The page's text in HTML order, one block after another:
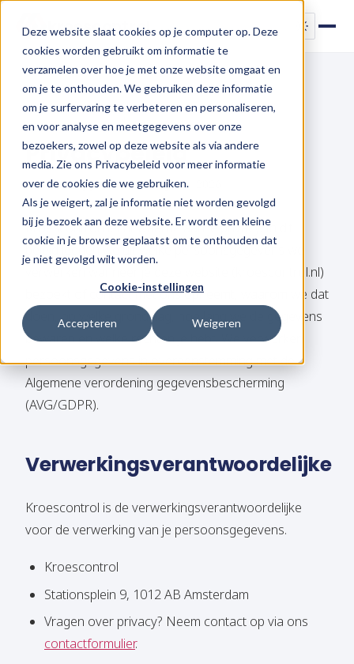
Deze website slaat cookies op je computer op. Deze
cookies worden gebruikt om informatie te
verzamelen over hoe je met onze website omgaat en
om je te onthouden. We gebruiken deze informatie
om je surfervaring te verbeteren en personaliseren,
en voor analyse en meetgegevens over onze
bezoekers, zowel op deze website als via andere
media. Zie ons Privacybeleid voor meer informatie
over de cookies die we gebruiken.
Als je weigert, zal je informatie niet worden gevolgd
bij je bezoek aan deze website. Er wordt een kleine
cookie in je browser geplaatst om te onthouden dat
je niet gevolgd wilt worden.
Cookie-instellingen
Accepteren Weigeren
kroescontrol
$ cat ./privacy.md
Privacybeleid
Laatst bijgewerkt: 19 juni 2026
Kroescontrol hecht waarde aan je privacy. In dit
beleid leggen we uit welke persoonsgegevens we
verwerken wanneer je deze website (kroescontrol.nl)
bezoekt of contact met ons opneemt, waarom we dat
doen, op welke grondslag, hoe lang we de gegevens
bewaren en welke rechten je hebt. We verwerken
persoonsgegevens in overeenstemming met de
Algemene verordening gegevensbescherming
(AVG/GDPR).
Verwerkingsverantwoordelijke
Kroescontrol is de verwerkingsverantwoordelijke
voor de verwerking van je persoonsgegevens.
Kroescontrol
Stationsplein 9, 1012 AB Amsterdam
Vragen over privacy? Neem contact op via ons
contactformulier.